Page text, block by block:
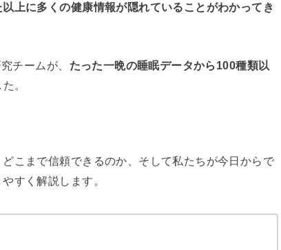
上に多くの健康情報が隠れていることがわかってき
チームが、 たった一晩の睡眠データから100種類以
。
こまで信頼できるのか、そして私たちが今日からで
すく解説します。